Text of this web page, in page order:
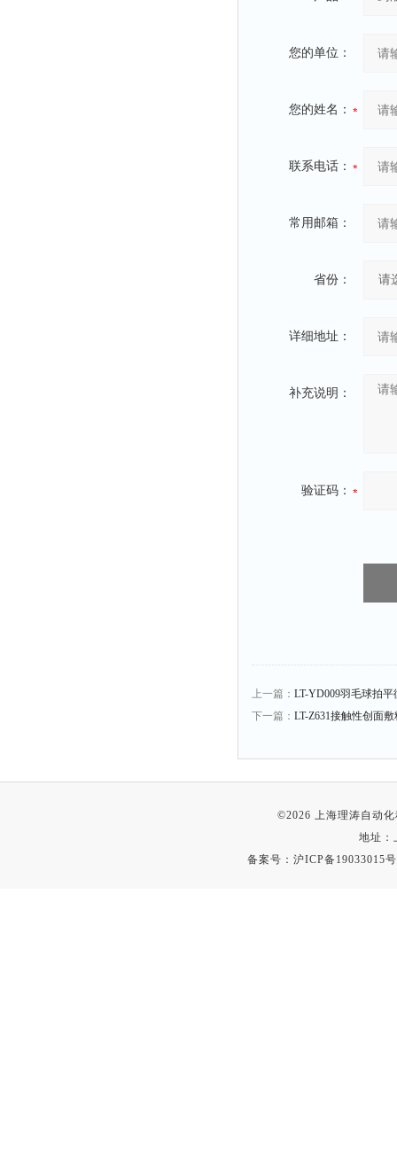
您的单位：
您的姓名：
联系电话：
常用邮箱：
省份：
详细地址：
补充说明：
验证码：
上一篇： LT-YD009羽毛球拍
下一篇： LT-Z631接触性创面
©2026 上海理涛自动
地址：
备案号： 沪ICP备19033015